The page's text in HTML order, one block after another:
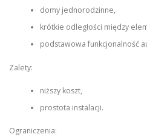
domy jednorodzinne,
krótkie odległości między
podstawowa funkcjonalność
Zalety:
niższy koszt,
prostota instalacji.
Ograniczenia: